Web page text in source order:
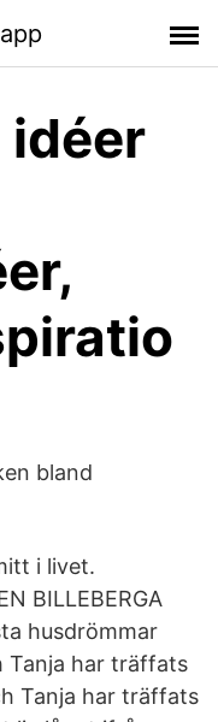
idéer
bland
i livet.
BILLEBERGA
husdrömmar
Tanja har träffats
Tanja har träffats